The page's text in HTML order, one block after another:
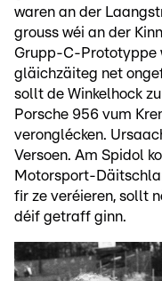
waren an der
grouss wéi an der
Grupp-C-Prototyppe
gläichzäiteg net
sollt de Winkelhock
Porsche 956 vum
veronglécken.
Versoen. Am Spidol
Motorsport-
fir ze veréieren, sollt
déif getraff ginn.